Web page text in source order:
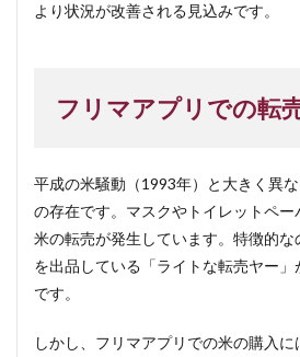
より状況が改善される見込みです。
フリマアプリでの転
平成の米騒動（1993年）と大きく異
の存在です。マスクやトイレットペー
米の転売が発生しています。特徴的
を出品している「ライトな転売ヤー
です。
しかし、フリマアプリでの米の購入